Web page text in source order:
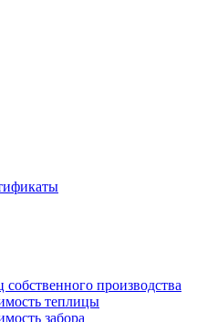
производства
теплицы
забора